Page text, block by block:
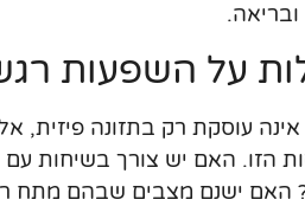
על השפעות
עוסקת רק בתזונה פיזית,
הזו. האם יש צורך בשיחות עם
האם ישנם מצבים שבהם מתח